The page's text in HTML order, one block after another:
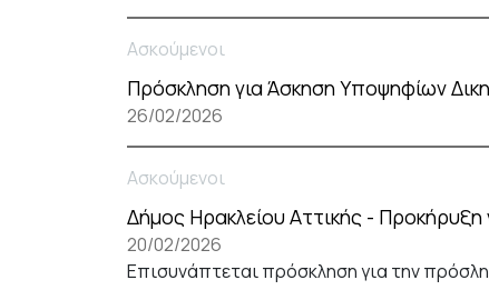
Ασκούμενοι
Πρόσκληση για Άσκηση Υποψηφίων
26/02/2026
Ασκούμενοι
Δήμος Ηρακλείου Αττικής -
20/02/2026
Επισυνάπτεται πρόσκληση για την